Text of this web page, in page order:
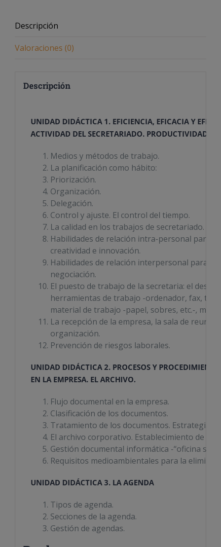
Descripción
Valoraciones (0)
Descripción
UNIDAD DIDÁCTICA 1. EFICIENCIA, EFICACIA Y
ACTIVIDAD DEL SECRETARIADO. PRODUCTIVIDAD.
Medios y métodos de trabajo.
La planificación como hábito:
Priorización.
Organización.
Delegación.
Control y ajuste. El control del tiempo.
La calidad en los trabajos de secretariado.
Habilidades de relación intra-personal para
creatividad e innovación.
Habilidades de relación interpersonal para
negociación.
El puesto de trabajo de la secretaria: el
herramientas de trabajo -ordenador, fax,
material de trabajo -papel, sobres, etc.-,
La recepción de la empresa, la sala de
organización.
Prevención de riesgos laborales.
UNIDAD DIDÁCTICA 2. PROCESOS Y
EN LA EMPRESA. EL ARCHIVO.
Flujo documental en la empresa.
Clasificación de los documentos.
Tratamiento de los documentos. Estrategias
El archivo corporativo. Establecimiento de
Gestión documental informática -“oficina sin
Requisitos medioambientales para la
UNIDAD DIDÁCTICA 3. LA AGENDA
Tipos de agenda.
Secciones de la agenda.
Gestión de agendas.